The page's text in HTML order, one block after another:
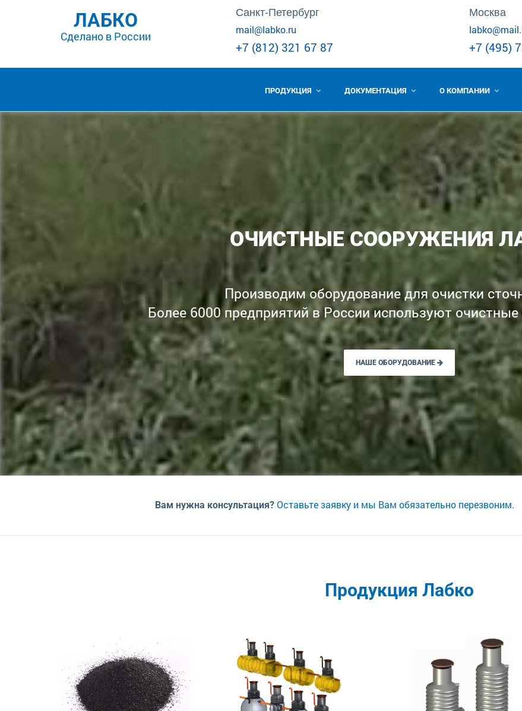
ЛАБКО
Сделано в России
Санкт-Петербург
mail@labko.ru
+7 (812) 321 67 87
Москва
+7 (495)
ПРОДУКЦИЯ ДОКУМЕНТАЦИЯ О КОМПАНИИ
ОЧИСТНЫЕ СООРУЖЕНИЯ
Производим оборудование для очистки
Более 6000 предприятий в России используют
НАШЕ ОБОРУДОВАНИЕ
Вам нужна консультация?Оставьте заявку и мы Вам обязательно перезвоним.
Продукция Лабко